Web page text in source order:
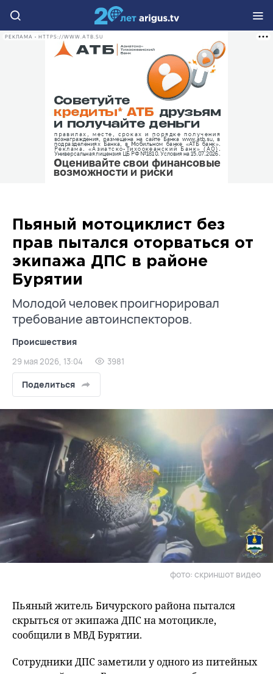
РЕКЛАМА • HTTPS://WWW.ATB.SU
Пьяный мотоциклист без
прав пытался оторваться от
экипажа ДПС в районе
Бурятии
Молодой человек проигнорировал
требование автоинспекторов.
Происшествия
29 мая 2026, 13:04 3981
Поделиться
фото: скриншот видео
Пьяный житель Бичурского района пытался
скрыться от экипажа ДПС на мотоцикле,
сообщили в МВД Бурятии.
Сотрудники ДПС заметили у одного из питейных